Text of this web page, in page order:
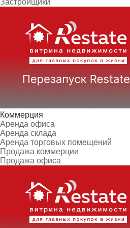
Застройщики
Коммерция
Аренда офиса
Аренда склада
Аренда торговых помещений
Продажа коммерции
Продажа офиса